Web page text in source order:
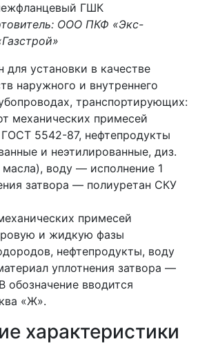
ООО ПКФ «Экс-
для установки в качестве
наружного и внутреннего
транспортирующих:
механических примесей
5542-87, нефтепродукты
и неэтилированные, диз.
воду — исполнение 1
затвора — полиуретан СКУ
примесей
и жидкую фазы
нефтепродукты, воду
уплотнения затвора —
обозначение вводится
«Ж».
характеристики